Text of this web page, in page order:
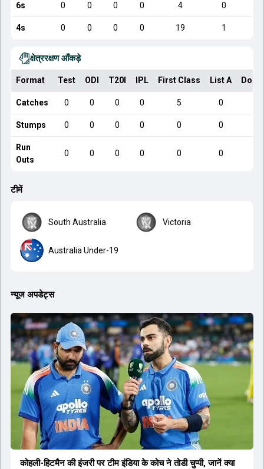
6s 0 0 0 0 4 0
4s 0 0 0 0 19 1
क्षेत्ररक्षण आँकड़े
Format Test ODI T20I IPL First Class List A
Catches 0 0 0 0 5 0
Stumps 0 0 0 0 0 0
Run
Outs
0 0 0 0 0 0
टीमें
South Australia Victoria
Australia Under-19
न्यूज अपडेट्स
कोहली-हिटमैन की इंजरी पर टीम इंडिया के कोच ने तोडी चुप्पी, जानें क्या